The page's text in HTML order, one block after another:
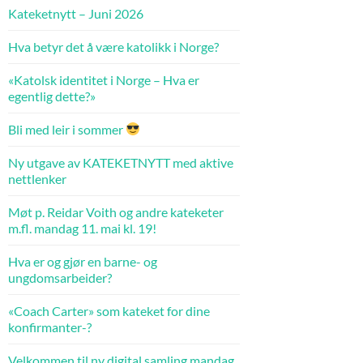
Kateketnytt – Juni 2026
Hva betyr det å være katolikk i Norge?
«Katolsk identitet i Norge – Hva er
egentlig dette?»
Bli med leir i sommer
Ny utgave av KATEKETNYTT med aktive
nettlenker
Møt p. Reidar Voith og andre kateketer
m.fl. mandag 11. mai kl. 19!
Hva er og gjør en barne- og
ungdomsarbeider?
«Coach Carter» som kateket for dine
konfirmanter-?
Velkommen til ny digital samling mandag